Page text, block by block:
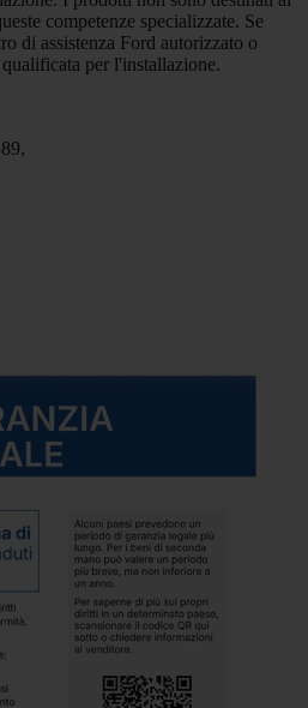
competenze specializzate. Se
di assistenza Ford autorizzato o
per l'installazione.